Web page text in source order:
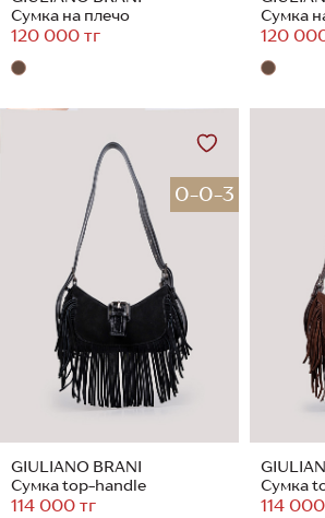
Сумка на плечо
120 000 тг
Сумка
120
0-0-3
GIULIANO BRANI
Сумка top-handle
114 000 тг
Сумка
114